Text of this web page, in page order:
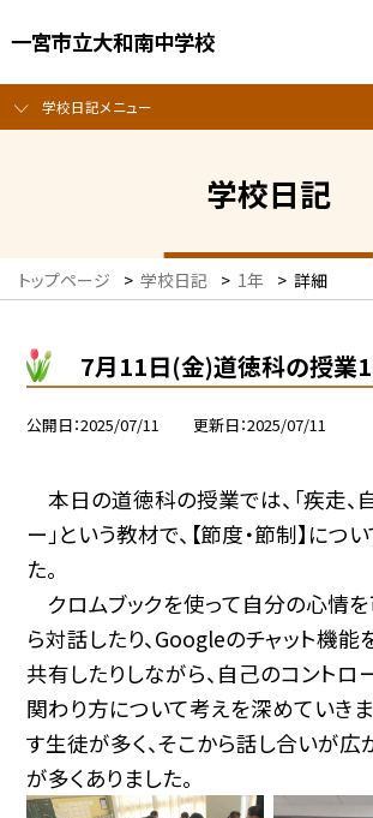
一宮市立大和南中学校
学校日記メニュー
学校日記
トップページ > 学校日記 > 1年 > 詳細
7月11日(金)道徳科の授業
公開日 2025/07/11 更新日 2025/07/11
本日の道徳科の授業では、「疾走、
ー」という教材で、【節度・節制】につ
た。
クロムブックを使って自分の心情
ら対話したり、Googleのチャット機能
共有したりしながら、自己のコントロ
関わり方について考えを深めていき
す生徒が多く、そこから話し合いが広
が多くありました。